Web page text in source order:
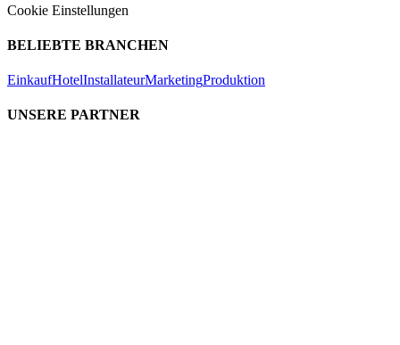
Cookie Einstellungen
BELIEBTE BRANCHEN
EinkaufHotelInstallateurMarketingProduktion
UNSERE PARTNER